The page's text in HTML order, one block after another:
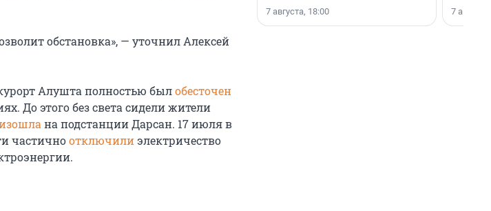
обстановка», — уточнил Алексей
Алушта полностью былобесточен
До этого без света сидели жители
на подстанции Дарсан. 17 июля в
частичноотключилиэлектричество
7 августа, 18:00 7